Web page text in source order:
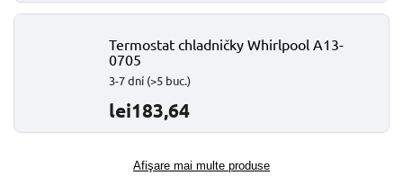
Termostat chladničky Whirlpool A13-
0705
3-7 dní (>5 buc.)
lei183,64
Afişare mai multe produse